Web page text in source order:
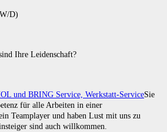
D)
Ihre Leidenschaft?
Sie
für alle Arbeiten in einer
Teamplayer und haben Lust mit uns zu
sind auch willkommen.